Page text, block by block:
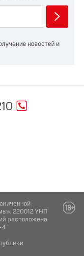
новостей и
220012 УНП
расположена
4